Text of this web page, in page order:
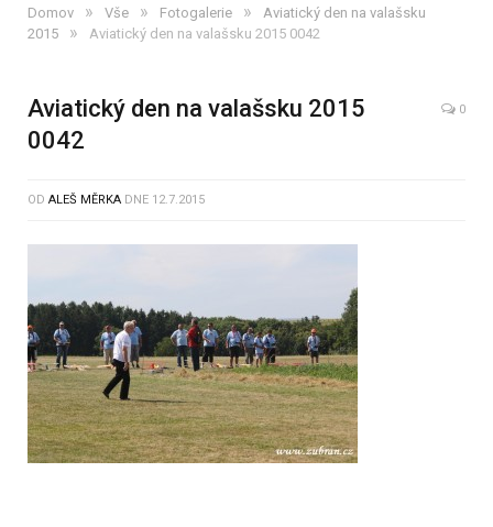
Domov » Vše » Fotogalerie »
Aviatický den na valašsku
2015
» Aviatický den na valašsku 2015 0042
Aviatický den na valašsku 2015
0042
0
OD ALEŠ MĚRKA DNE 12.7.2015